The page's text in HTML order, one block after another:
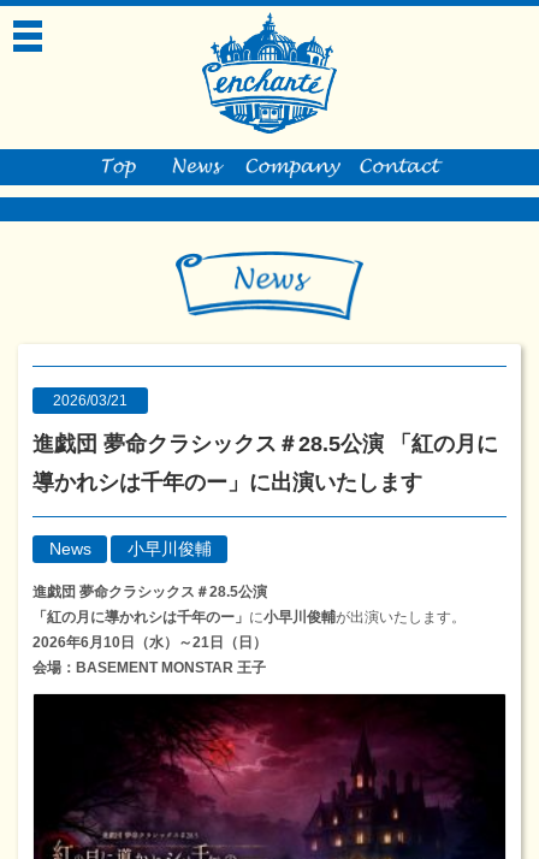
toggle
2026/03/21
進戯団 夢命クラシックス＃28.5公演 「紅の月に
導かれシは千年のー」に出演いたします
News 小早川俊輔
進戯団 夢命クラシックス＃28.5公演
「紅の月に導かれシは千年のー」 に小早川俊輔が出演いたします。
2026年6月10日（水）～21日（日）
会場：BASEMENT MONSTAR 王子